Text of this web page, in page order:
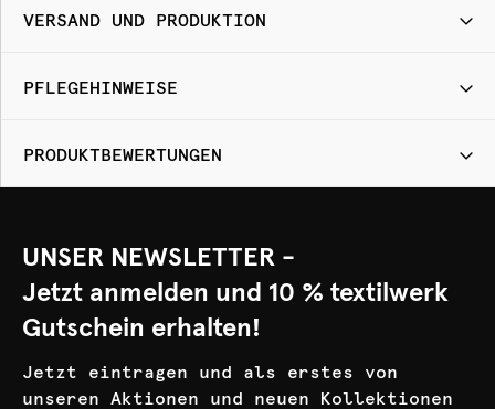
VERSAND UND PRODUKTION
PFLEGEHINWEISE
PRODUKTBEWERTUNGEN
UNSER NEWSLETTER -
Jetzt anmelden und 10 % textilwerk
Gutschein erhalten!
Jetzt eintragen und als erstes von
unseren Aktionen und neuen Kollektionen